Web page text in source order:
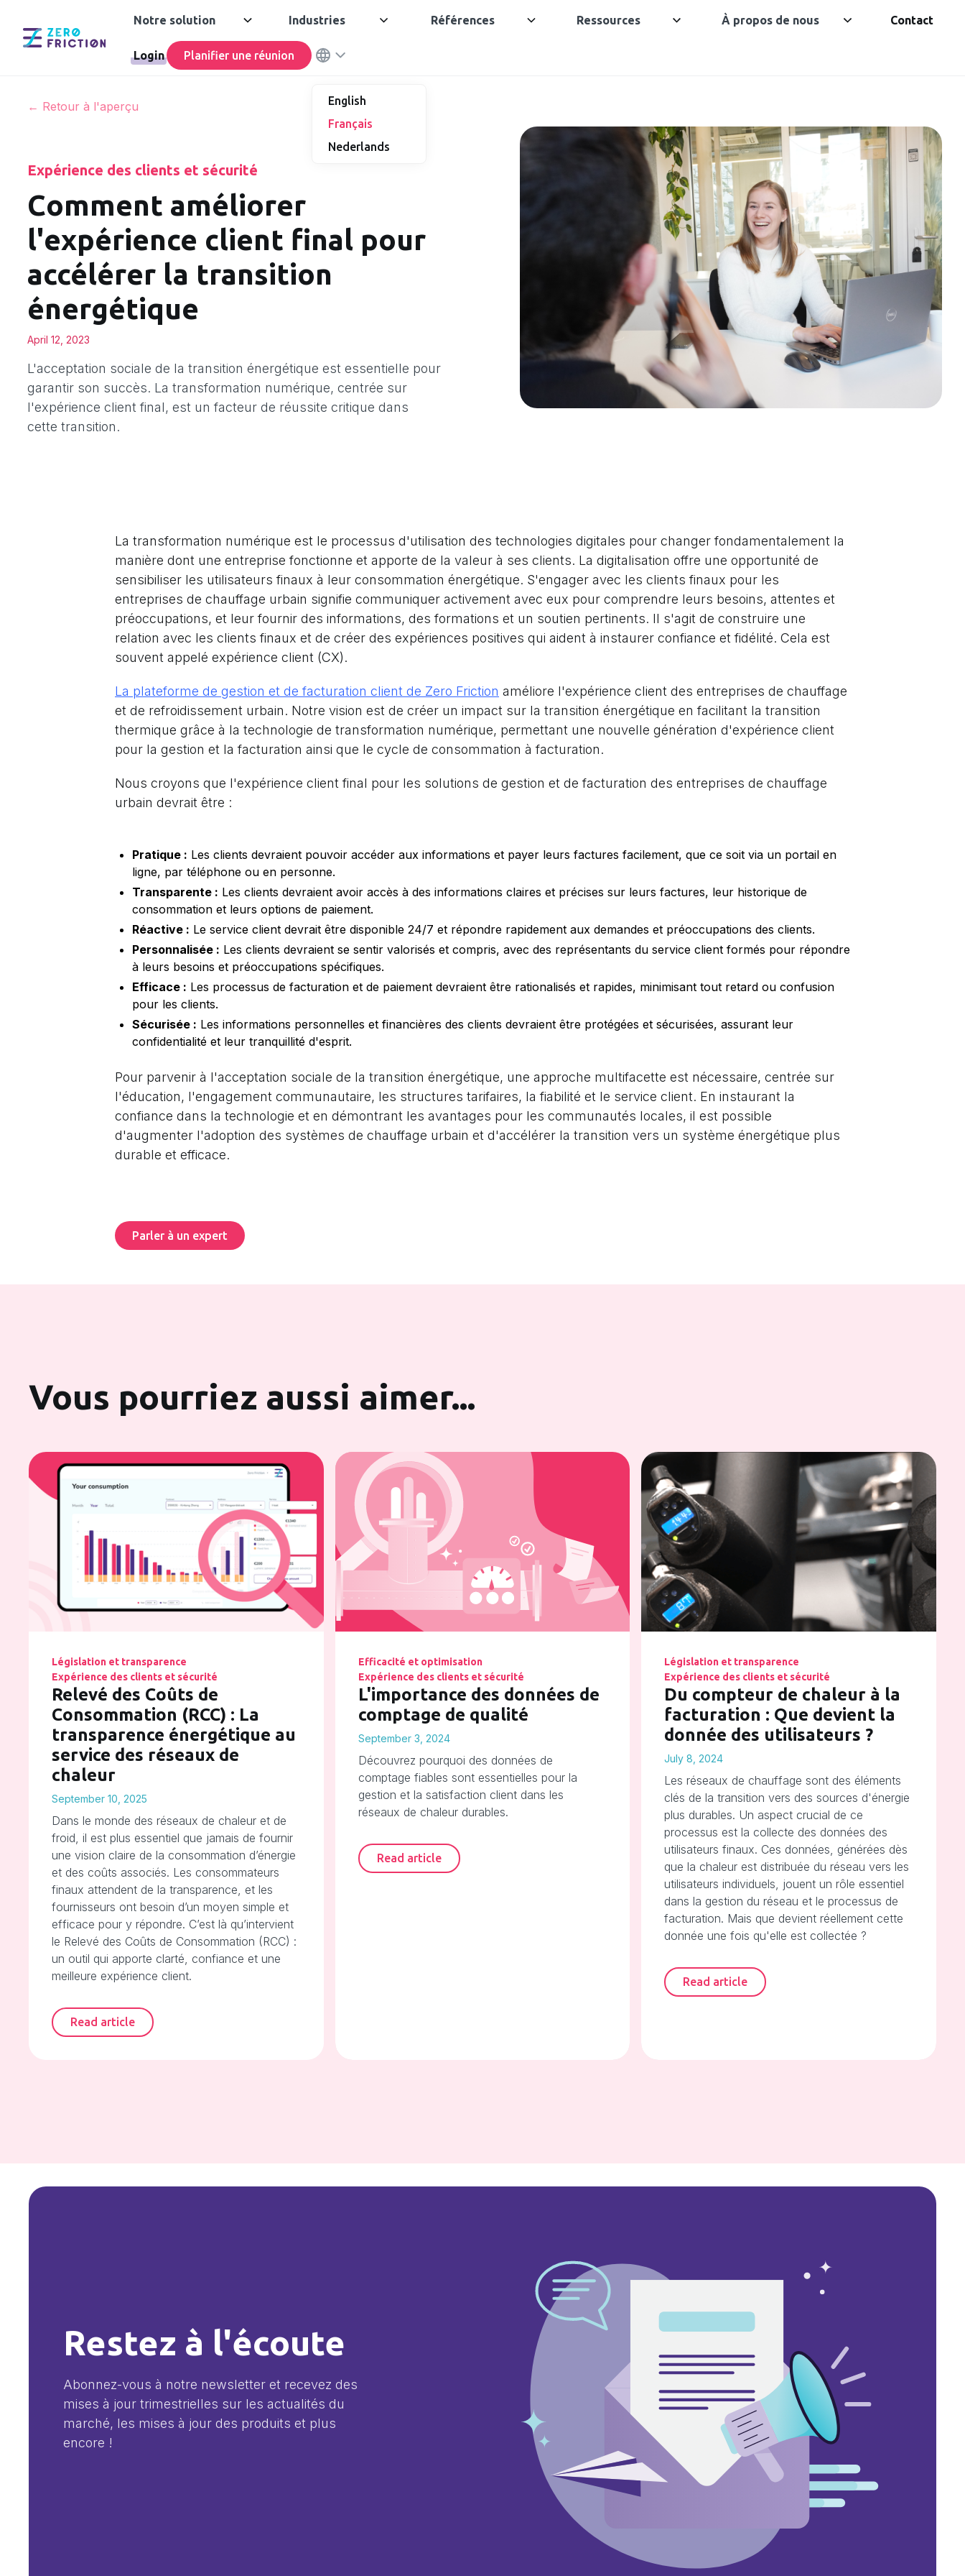
Notre solution Industries Références Ressources À propos de nous Contact
Login Planifier une réunion
English
Français
Nederlands
← Retour à l'aperçu
Expérience des clients et sécurité
Comment améliorer
l'expérience client final pour
accélérer la transition
énergétique
April 12, 2023
L'acceptation sociale de la transition énergétique est essentielle pour
garantir son succès. La transformation numérique, centrée sur
l'expérience client final, est un facteur de réussite critique dans
cette transition.
La transformation numérique est le processus d'utilisation des technologies digitales pour changer fondamentalement la
manière dont une entreprise fonctionne et apporte de la valeur à ses clients. La digitalisation offre une opportunité de
sensibiliser les utilisateurs finaux à leur consommation énergétique. S'engager avec les clients finaux pour les
entreprises de chauffage urbain signifie communiquer activement avec eux pour comprendre leurs besoins, attentes et
préoccupations, et leur fournir des informations, des formations et un soutien pertinents. Il s'agit de construire une
relation avec les clients finaux et de créer des expériences positives qui aident à instaurer confiance et fidélité. Cela est
souvent appelé expérience client (CX).
La plateforme de gestion et de facturation client de Zero Friction améliore l'expérience client des entreprises de chauffage
et de refroidissement urbain. Notre vision est de créer un impact sur la transition énergétique en facilitant la transition
thermique grâce à la technologie de transformation numérique, permettant une nouvelle génération d'expérience client
pour la gestion et la facturation ainsi que le cycle de consommation à facturation.
Nous croyons que l'expérience client final pour les solutions de gestion et de facturation des entreprises de chauffage
urbain devrait être :
Pratique : Les clients devraient pouvoir accéder aux informations et payer leurs factures facilement, que ce soit via un portail en
ligne, par téléphone ou en personne.
Transparente : Les clients devraient avoir accès à des informations claires et précises sur leurs factures, leur historique de
consommation et leurs options de paiement.
Réactive : Le service client devrait être disponible 24/7 et répondre rapidement aux demandes et préoccupations des clients.
Personnalisée : Les clients devraient se sentir valorisés et compris, avec des représentants du service client formés pour répondre
à leurs besoins et préoccupations spécifiques.
Efficace : Les processus de facturation et de paiement devraient être rationalisés et rapides, minimisant tout retard ou confusion
pour les clients.
Sécurisée : Les informations personnelles et financières des clients devraient être protégées et sécurisées, assurant leur
confidentialité et leur tranquillité d'esprit.
Pour parvenir à l'acceptation sociale de la transition énergétique, une approche multifacette est nécessaire, centrée sur
l'éducation, l'engagement communautaire, les structures tarifaires, la fiabilité et le service client. En instaurant la
confiance dans la technologie et en démontrant les avantages pour les communautés locales, il est possible
d'augmenter l'adoption des systèmes de chauffage urbain et d'accélérer la transition vers un système énergétique plus
durable et efficace.
Parler à un expert
Vous pourriez aussi aimer...
Législation et transparence
Expérience des clients et sécurité
Relevé des Coûts de
Consommation (RCC) : La
transparence énergétique au
service des réseaux de
chaleur
September 10, 2025
Dans le monde des réseaux de chaleur et de
froid, il est plus essentiel que jamais de fournir
une vision claire de la consommation d’énergie
et des coûts associés. Les consommateurs
finaux attendent de la transparence, et les
fournisseurs ont besoin d’un moyen simple et
efficace pour y répondre. C’est là qu’intervient
le Relevé des Coûts de Consommation (RCC) :
un outil qui apporte clarté, confiance et une
meilleure expérience client.
Read article
Efficacité et optimisation
Expérience des clients et sécurité
L'importance des données de
comptage de qualité
September 3, 2024
Découvrez pourquoi des données de
comptage fiables sont essentielles pour la
gestion et la satisfaction client dans les
réseaux de chaleur durables.
Read article
Législation et transparence
Expérience des clients et sécurité
Du compteur de chaleur à la
facturation : Que devient la
donnée des utilisateurs ?
July 8, 2024
Les réseaux de chauffage sont des éléments
clés de la transition vers des sources d'énergie
plus durables. Un aspect crucial de ce
processus est la collecte des données des
utilisateurs finaux. Ces données, générées dès
que la chaleur est distribuée du réseau vers les
utilisateurs individuels, jouent un rôle essentiel
dans la gestion du réseau et le processus de
facturation. Mais que devient réellement cette
donnée une fois qu'elle est collectée ?
Read article
Restez à l'écoute
Abonnez-vous à notre newsletter et recevez des
mises à jour trimestrielles sur les actualités du
marché, les mises à jour des produits et plus
encore !